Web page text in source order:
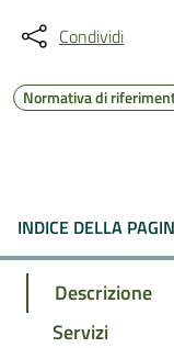
Condividi
Normativa di
INDICE DELLA
Descrizione
Servizi